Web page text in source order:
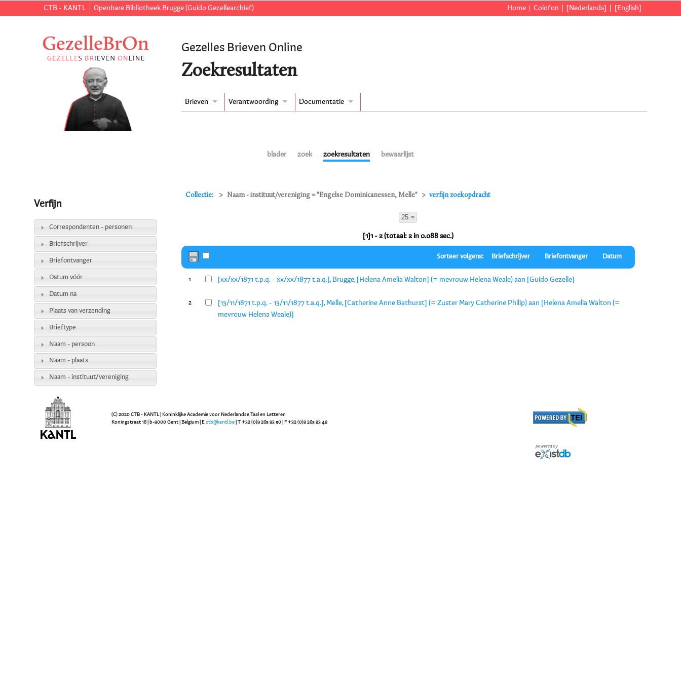
CTB - KANTL Openbare Bibliotheek Brugge (Guido Gezellearchief) Home Colofon [Nederlands] [English]
Gezelles Brieven Online
Zoekresultaten
Brieven Verantwoording Documentatie
blader zoek zoekresultaten bewaarlijst
Collectie: Naam - instituut/vereniging = "Engelse Dominicanessen, Melle" verfijn zoekopdracht
25
[1]1 - 2 (totaal: 2 in 0.088 sec.)
Sorteer volgens: Briefschrijver Briefontvanger Datum
1 [xx/xx/1871 t.p.q. - xx/xx/1877 t.a.q.], Brugge, [Helena Amelia Walton] (= mevrouw Helena Weale) aan [Guido Gezelle]
2
[13/11/1871 t.p.q. - 13/11/1877 t.a.q.], Melle, [Catherine Anne Bathurst] (= Zuster Mary Catherine Philip) aan [Helena Amelia Walton (=
mevrouw Helena Weale)]
Verfijn
Correspondenten - personen
Briefschrijver
Briefontvanger
Datum vóór
Datum na
Plaats van verzending
Brieftype
Naam - persoon
Naam - plaats
Naam - instituut/vereniging
(C) 2020 CTB - KANTL | Koninklijke Academie voor Nederlandse Taal en Letteren
Koningstraat 18 | b-9000 Gent | Belgium | Ectb@kantl.be | T +32 (0)9 265 93 50 | F +32 (0)9 265 93 49